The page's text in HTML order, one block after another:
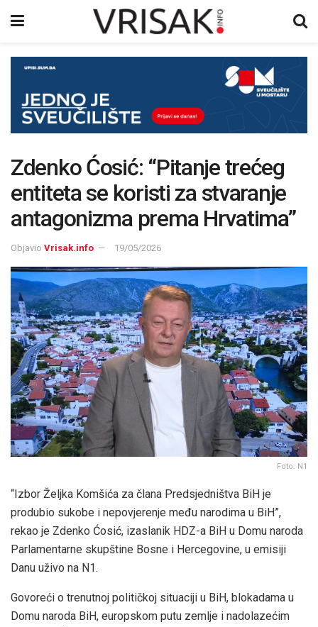
Zdenko Ćosić: “Pitanje trećeg
entiteta se koristi za stvaranje
antagonizma prema Hrvatima”
Objavio Vrisak.info 19/05/2026
Foto: N1
“Izbor Željka Komšića za člana Predsjedništva BiH je
produbio sukobe i nepovjerenje među narodima u BiH”,
rekao je Zdenko Ćosić, izaslanik HDZ-a BiH u Domu naroda
Parlamentarne skupštine Bosne i Hercegovine, u emisiji
Danu uživo na N1.
Govoreći o trenutnoj političkoj situaciji u BiH, blokadama u
Domu naroda BiH, europskom putu zemlje i nadolazećim